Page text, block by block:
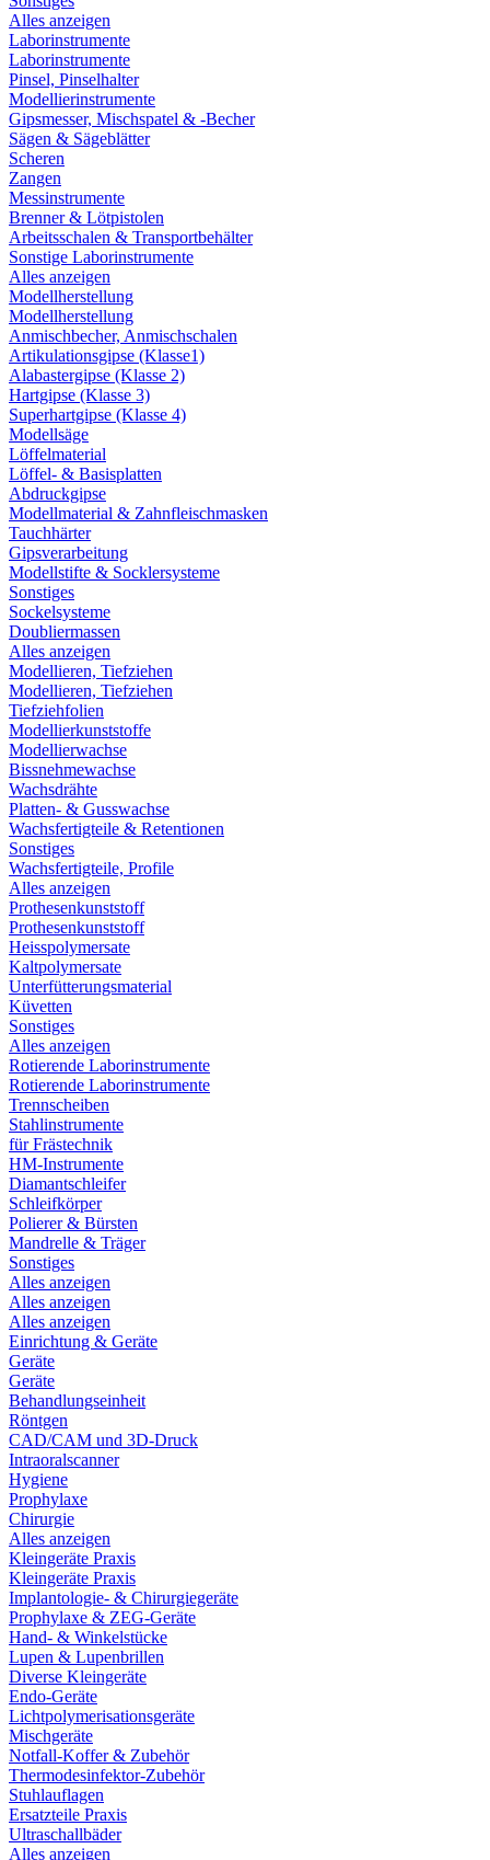
Alles anzeigen
Laborinstrumente
Laborinstrumente
Pinsel, Pinselhalter
Modellierinstrumente
Gipsmesser, Mischspatel & -Becher
Sägen & Sägeblätter
Scheren
Zangen
Messinstrumente
Brenner & Lötpistolen
Arbeitsschalen & Transportbehälter
Sonstige Laborinstrumente
Alles anzeigen
Modellherstellung
Modellherstellung
Anmischbecher, Anmischschalen
Artikulationsgipse (Klasse1)
Alabastergipse (Klasse 2)
Hartgipse (Klasse 3)
Superhartgipse (Klasse 4)
Modellsäge
Löffelmaterial
Löffel- & Basisplatten
Abdruckgipse
Modellmaterial & Zahnfleischmasken
Tauchhärter
Gipsverarbeitung
Modellstifte & Socklersysteme
Sonstiges
Sockelsysteme
Doubliermassen
Alles anzeigen
Modellieren, Tiefziehen
Modellieren, Tiefziehen
Tiefziehfolien
Modellierkunststoffe
Modellierwachse
Bissnehmewachse
Wachsdrähte
Platten- & Gusswachse
Wachsfertigteile & Retentionen
Sonstiges
Wachsfertigteile, Profile
Alles anzeigen
Prothesenkunststoff
Prothesenkunststoff
Heisspolymersate
Kaltpolymersate
Unterfütterungsmaterial
Küvetten
Sonstiges
Alles anzeigen
Rotierende Laborinstrumente
Rotierende Laborinstrumente
Trennscheiben
Stahlinstrumente
für Frästechnik
HM-Instrumente
Diamantschleifer
Schleifkörper
Polierer & Bürsten
Mandrelle & Träger
Sonstiges
Alles anzeigen
Alles anzeigen
Alles anzeigen
Einrichtung & Geräte
Geräte
Geräte
Behandlungseinheit
Röntgen
CAD/CAM und 3D-Druck
Intraoralscanner
Hygiene
Prophylaxe
Chirurgie
Alles anzeigen
Kleingeräte Praxis
Kleingeräte Praxis
Implantologie- & Chirurgiegeräte
Prophylaxe & ZEG-Geräte
Hand- & Winkelstücke
Lupen & Lupenbrillen
Diverse Kleingeräte
Endo-Geräte
Lichtpolymerisationsgeräte
Mischgeräte
Notfall-Koffer & Zubehör
Thermodesinfektor-Zubehör
Stuhlauflagen
Ersatzteile Praxis
Ultraschallbäder
Alles anzeigen